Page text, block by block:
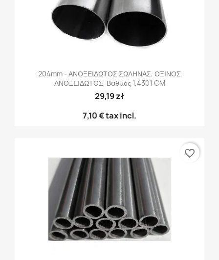
204mm - ΑΝΟΞΕΙΔΩΤΟΣ ΣΩΛΗΝΑΣ, ΟΞΙΝΟΣ
ΑΝΟΞΕΙΔΩΤΟΣ, Βαθμός 1,4301 CM
29,19 zł
7,10 €tax incl.
favorite_border